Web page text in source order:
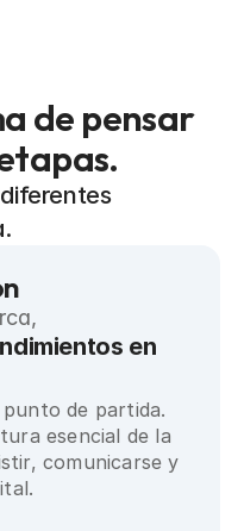
de pensar
en
de partida.
esencial de la
comunicarse y